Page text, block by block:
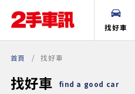
找好車
首頁 找好車
找好車 find a good car